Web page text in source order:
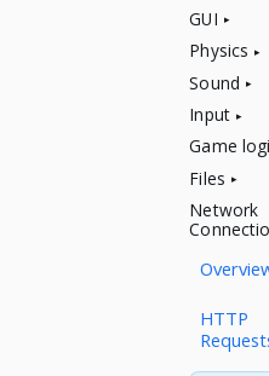
GUI
Physics
Sound
Input
Game
Files
Network
HTTP